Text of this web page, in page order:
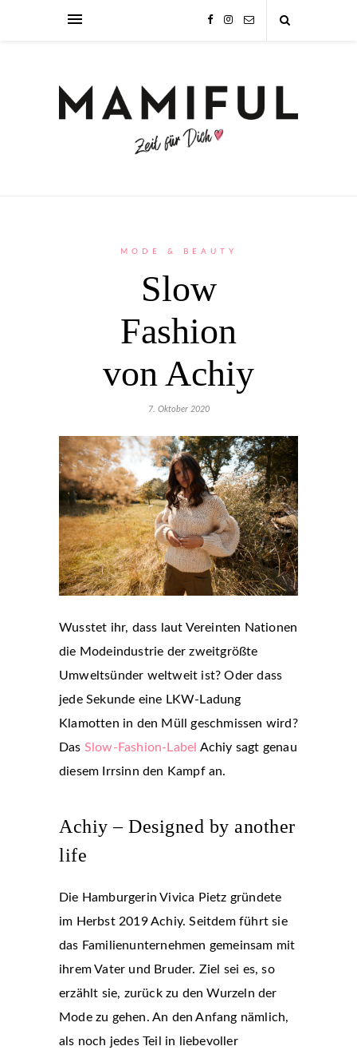
MODE & BEAUTY
Slow
Fashion
von Achiy
7. Oktober 2020
Wusstet ihr, dass laut Vereinten Nationen
die Modeindustrie der zweitgrößte
Umweltsünder weltweit ist? Oder dass
jede Sekunde eine LKW-Ladung
Klamotten in den Müll geschmissen wird?
Das Slow-Fashion-Label Achiy sagt genau
diesem Irrsinn den Kampf an.
Achiy – Designed by another
life
Die Hamburgerin Vivica Pietz gründete
im Herbst 2019 Achiy. Seitdem führt sie
das Familienunternehmen gemeinsam mit
ihrem Vater und Bruder. Ziel sei es, so
erzählt sie, zurück zu den Wurzeln der
Mode zu gehen. An den Anfang nämlich,
als noch jedes Teil in liebevoller